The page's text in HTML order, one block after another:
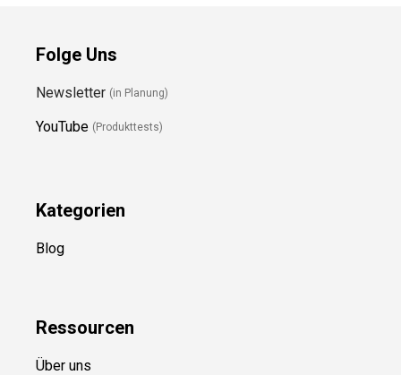
Folge Uns
Newsletter (in Planung)
YouTube (Produkttests)
Kategorien
Blog
Ressourcen
Über uns